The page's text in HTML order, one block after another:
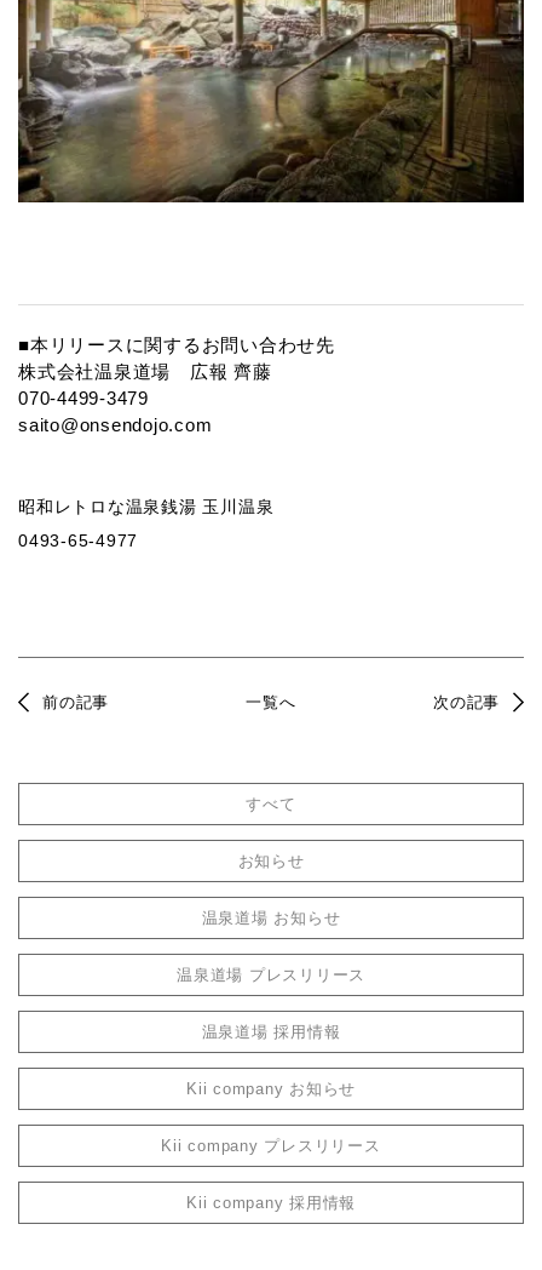
■本リリースに関するお問い合わせ先
株式会社温泉道場 広報 齊藤
070-4499-3479
saito@onsendojo.com
昭和レトロな温泉銭湯 玉川温泉
0493-65-4977
前の記事 一覧へ 次の記事
すべて
お知らせ
温泉道場 お知らせ
温泉道場 プレスリリース
温泉道場 採用情報
Kii company お知らせ
Kii company プレスリリース
Kii company 採用情報